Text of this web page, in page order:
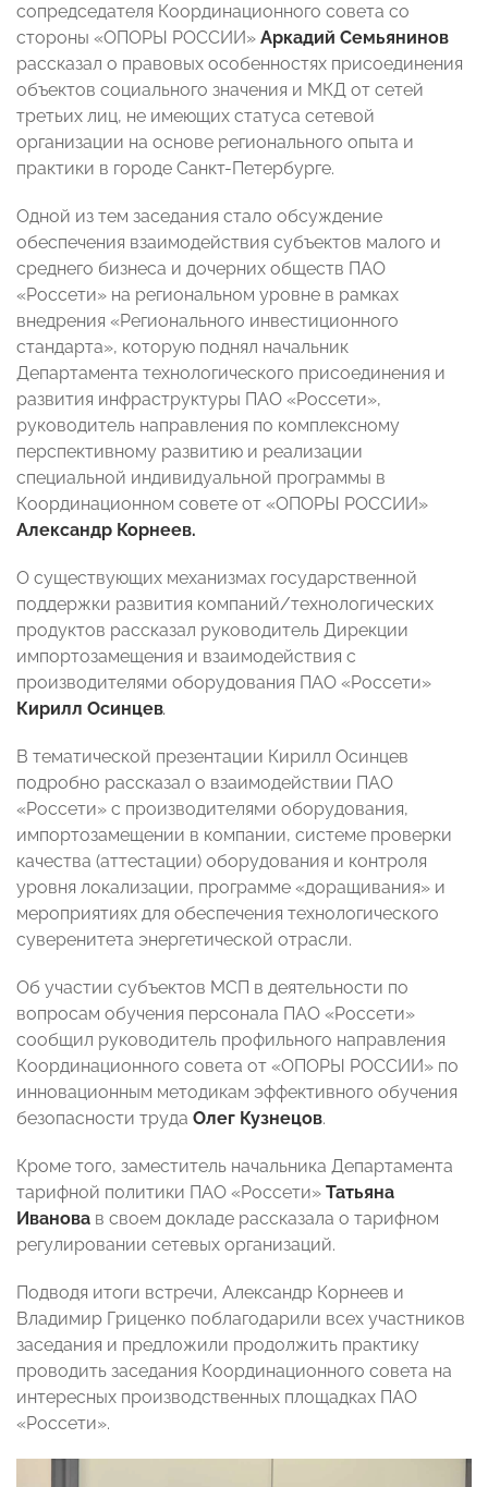
сопредседателя Координационного совета со
стороны «ОПОРЫ РОССИИ» Аркадий Семьянинов
рассказал о правовых особенностях присоединения
объектов социального значения и МКД от сетей
третьих лиц, не имеющих статуса сетевой
организации на основе регионального опыта и
практики в городе Санкт-Петербурге.
Одной из тем заседания стало обсуждение
обеспечения взаимодействия субъектов малого и
среднего бизнеса и дочерних обществ ПАО
«Россети» на региональном уровне в рамках
внедрения «Регионального инвестиционного
стандарта», которую поднял начальник
Департамента технологического присоединения и
развития инфраструктуры ПАО «Россети»,
руководитель направления по комплексному
перспективному развитию и реализации
специальной индивидуальной программы в
Координационном совете от «ОПОРЫ РОССИИ»
Александр Корнеев.
О существующих механизмах государственной
поддержки развития компаний/технологических
продуктов рассказал руководитель Дирекции
импортозамещения и взаимодействия с
производителями оборудования ПАО «Россети»
Кирилл Осинцев.
В тематической презентации Кирилл Осинцев
подробно рассказал о взаимодействии ПАО
«Россети» с производителями оборудования,
импортозамещении в компании, системе проверки
качества (аттестации) оборудования и контроля
уровня локализации, программе «доращивания» и
мероприятиях для обеспечения технологического
суверенитета энергетической отрасли.
Об участии субъектов МСП в деятельности по
вопросам обучения персонала ПАО «Россети»
сообщил руководитель профильного направления
Координационного совета от «ОПОРЫ РОССИИ» по
инновационным методикам эффективного обучения
безопасности труда Олег Кузнецов.
Кроме того, заместитель начальника Департамента
тарифной политики ПАО «Россети» Татьяна
Иванова в своем докладе рассказала о тарифном
регулировании сетевых организаций.
Подводя итоги встречи, Александр Корнеев и
Владимир Гриценко поблагодарили всех участников
заседания и предложили продолжить практику
проводить заседания Координационного совета на
интересных производственных площадках ПАО
«Россети».